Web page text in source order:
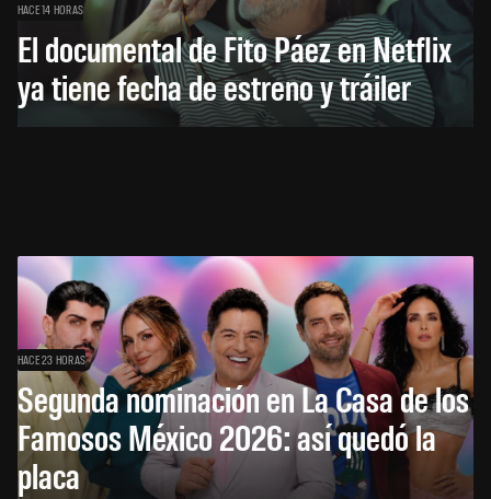
HACE 14 HORAS
El documental de Fito Páez en Netflix
ya tiene fecha de estreno y tráiler
HACE 23 HORAS
Segunda nominación en La Casa de los
Famosos México 2026: así quedó la
placa